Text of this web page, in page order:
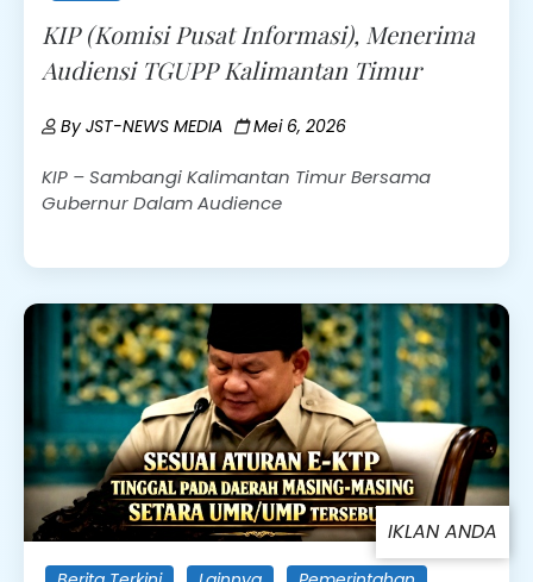
KIP (Komisi Pusat Informasi), Menerima
Audiensi TGUPP Kalimantan Timur
ByJST-NEWS MEDIA Mei 6, 2026
KIP – Sambangi Kalimantan Timur Bersama
Gubernur Dalam Audience
IKLAN ANDA